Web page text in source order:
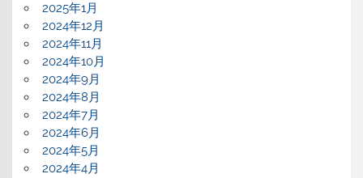
2025年1月
2024年12月
2024年11月
2024年10月
2024年9月
2024年8月
2024年7月
2024年6月
2024年5月
2024年4月